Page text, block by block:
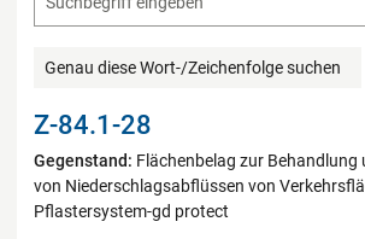
Genau diese Wort-/Zeichenfolge suchen
Z-84.1-28
Gegenstand: Flächenbelag zur Behandlung
von Niederschlagsabflüssen von
Pflastersystem-gd protect